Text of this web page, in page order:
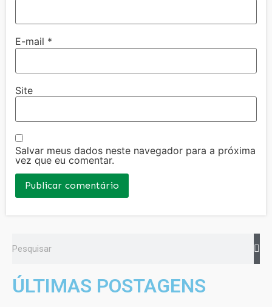
E-mail *
Site
Salvar meus dados neste navegador para a próxima
vez que eu comentar.
ÚLTIMAS POSTAGENS